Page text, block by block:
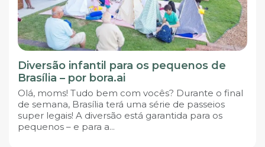
Diversão infantil para os pequenos de
Brasília – por bora.ai
Olá, moms! Tudo bem com vocês? Durante o final
de semana, Brasília terá uma série de passeios
super legais! A diversão está garantida para os
pequenos – e para a...